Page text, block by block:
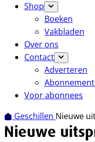
Shop
Boeken
Vakbladen
Over ons
Contact
Adverteren
Voor abonnees
Geschillen Nieuwe
Nieuwe